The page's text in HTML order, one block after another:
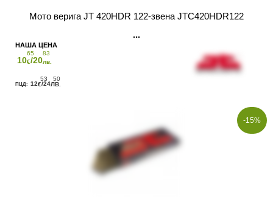
Мото верига JT 420HDR 122-звена JTC420HDR122
10
65
€/20
83
лв.
12
53
€/24
50
ЛВ.
-15%